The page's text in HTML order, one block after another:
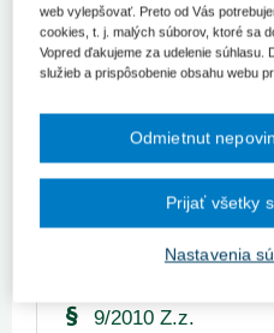
Detail
71/1967 Zb.
Schválený 29. 6. 1967
poriadok) v znení neskorších
9/2010 Z.z.
web vylepšovať. Preto od Vás
cookies, t. j. malých súborov, ktoré sa
Vopred ďakujeme za udelenie súhlasu.
služieb a prispôsobenie obsahu webu
Nastavenia
Odmietnut
Prijať všetky